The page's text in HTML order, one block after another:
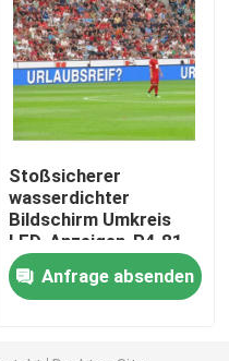
Stoßsicherer
wasserdichter
Bildschirm Umkreis
LED-Anzeigen-P4.81
P3.91 P2.064
Anfrage absenden